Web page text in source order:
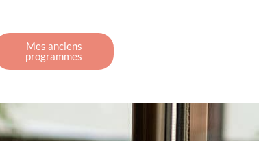
Mes anciens
programmes